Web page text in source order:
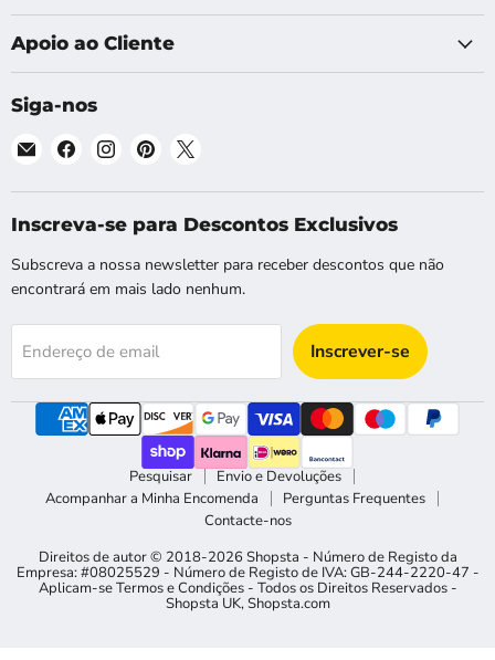
Apoio ao Cliente
Siga-nos
Email
EU
Encontre-
no
Facebook
Encontre-
no
Instagram
Encontre-
no
Pinterest
no
X
Inscreva-se para Descontos Exclusivos
Subscreva a nossa newsletter para receber descontos que não
encontrará em mais lado nenhum.
Endereço de email Inscrever-se
Pesquisar
Envio e Devoluções
Acompanhar a Minha Encomenda
Perguntas Frequentes
Contacte-nos
Direitos de autor © 2018-2026 Shopsta - Número de Registo da
Empresa: #08025529 - Número de Registo de IVA: GB-244-2220-47 -
Aplicam-se Termos e Condições - Todos os Direitos Reservados -
Shopsta UK,Shopsta.com